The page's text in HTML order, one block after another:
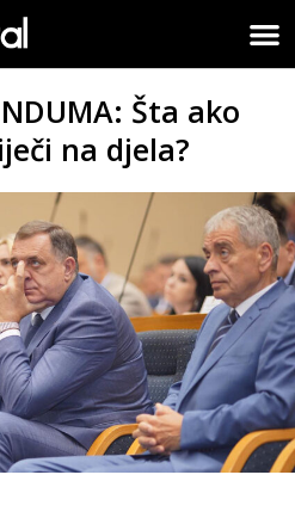
Šta ako
na djela?